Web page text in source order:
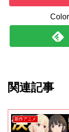
関連記事
新作アニメ